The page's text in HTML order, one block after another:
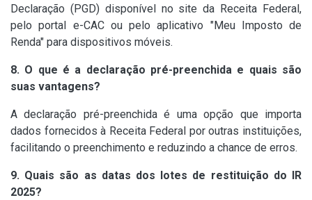
Declaração (PGD) disponível no site da Receita Federal,
pelo portal e-CAC ou pelo aplicativo "Meu Imposto de
Renda" para dispositivos móveis.
8. O que é a declaração pré-preenchida e quais são
suas vantagens?
A declaração pré-preenchida é uma opção que importa
dados fornecidos à Receita Federal por outras instituições,
facilitando o preenchimento e reduzindo a chance de erros.
9. Quais são as datas dos lotes de restituição do IR
2025?